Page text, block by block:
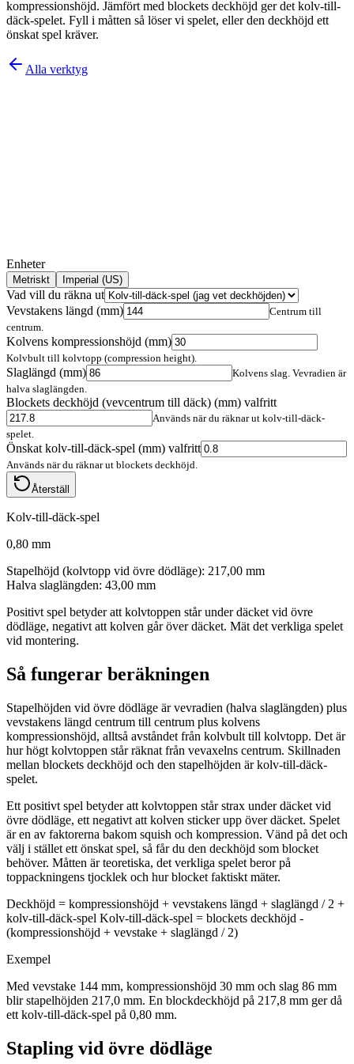
kompressionshöjd. Jämfört med blockets deckhöjd ger det kolv-till-
däck-spelet. Fyll i måtten så löser vi spelet, eller den deckhöjd ett
önskat spel kräver.
Alla verktyg
Enheter
Metriskt Imperial (US)
Vad vill du räkna ut
Vevstakens längd (mm)
Centrum till
centrum.
Kolvens kompressionshöjd (mm)
Kolvbult till kolvtopp (compression height).
Slaglängd (mm)
Kolvens slag. Vevradien är
halva slaglängden.
Blockets deckhöjd (vevcentrum till däck) (mm) valfritt
Används när du räknar ut kolv-till-däck-
spelet.
Önskat kolv-till-däck-spel (mm) valfritt
Används när du räknar ut blockets deckhöjd.
Återställ
Kolv-till-däck-spel
0,80 mm
Stapelhöjd (kolvtopp vid övre dödläge): 217,00 mm
Halva slaglängden: 43,00 mm
Positivt spel betyder att kolvtoppen står under däcket vid övre
dödläge, negativt att kolven går över däcket. Mät det verkliga spelet
vid montering.
Så fungerar beräkningen
Stapelhöjden vid övre dödläge är vevradien (halva slaglängden) plus
vevstakens längd centrum till centrum plus kolvens
kompressionshöjd, alltså avståndet från kolvbult till kolvtopp. Det är
hur högt kolvtoppen står räknat från vevaxelns centrum. Skillnaden
mellan blockets deckhöjd och den stapelhöjden är kolv-till-däck-
spelet.
Ett positivt spel betyder att kolvtoppen står strax under däcket vid
övre dödläge, ett negativt att kolven sticker upp över däcket. Spelet
är en av faktorerna bakom squish och kompression. Vänd på det och
välj i stället ett önskat spel, så får du den deckhöjd som blocket
behöver. Måtten är teoretiska, det verkliga spelet beror på
toppackningens tjocklek och hur blocket faktiskt mäter.
Deckhöjd = kompressionshöjd + vevstakens längd + slaglängd / 2 +
kolv-till-däck-spel Kolv-till-däck-spel = blockets deckhöjd -
(kompressionshöjd + vevstake + slaglängd / 2)
Exempel
Med vevstake 144 mm, kompressionshöjd 30 mm och slag 86 mm
blir stapelhöjden 217,0 mm. En blockdeckhöjd på 217,8 mm ger då
ett kolv-till-däck-spel på 0,80 mm.
Stapling vid övre dödläge